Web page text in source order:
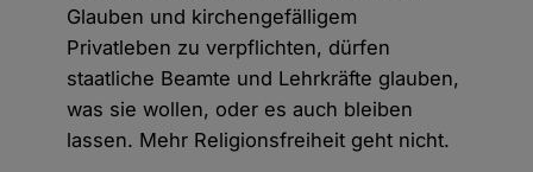
Glauben und kirchengefälligem
Privatleben zu verpflichten, dürfen
staatliche Beamte und Lehrkräfte glauben,
was sie wollen, oder es auch bleiben
lassen. Mehr Religionsfreiheit geht nicht.